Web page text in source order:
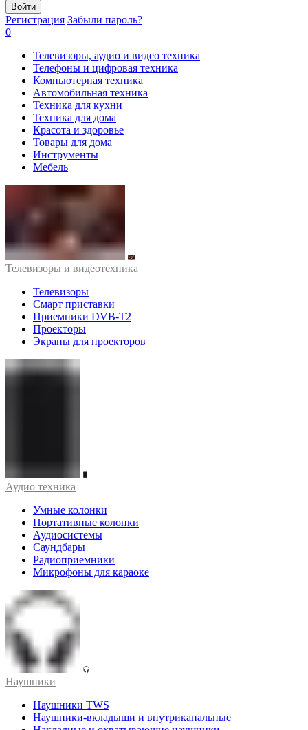
Войти
Регистрация Забыли пароль?
0
Телевизоры, аудио и видео техника
Телефоны и цифровая техника
Компьютерная техника
Автомобильная техника
Техника для кухни
Техника для дома
Красота и здоровье
Товары для дома
Инструменты
Мебель
Телевизоры и видеотехника
Телевизоры
Смарт приставки
Приемники DVB-T2
Проекторы
Экраны для проекторов
Аудио техника
Умные колонки
Портативные колонки
Аудиосистемы
Саундбары
Радиоприемники
Микрофоны для караоке
Наушники
Наушники TWS
Наушники-вкладыши и внутриканальные